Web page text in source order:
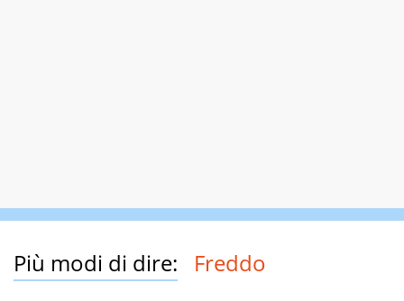
Più modi di dire: Freddo